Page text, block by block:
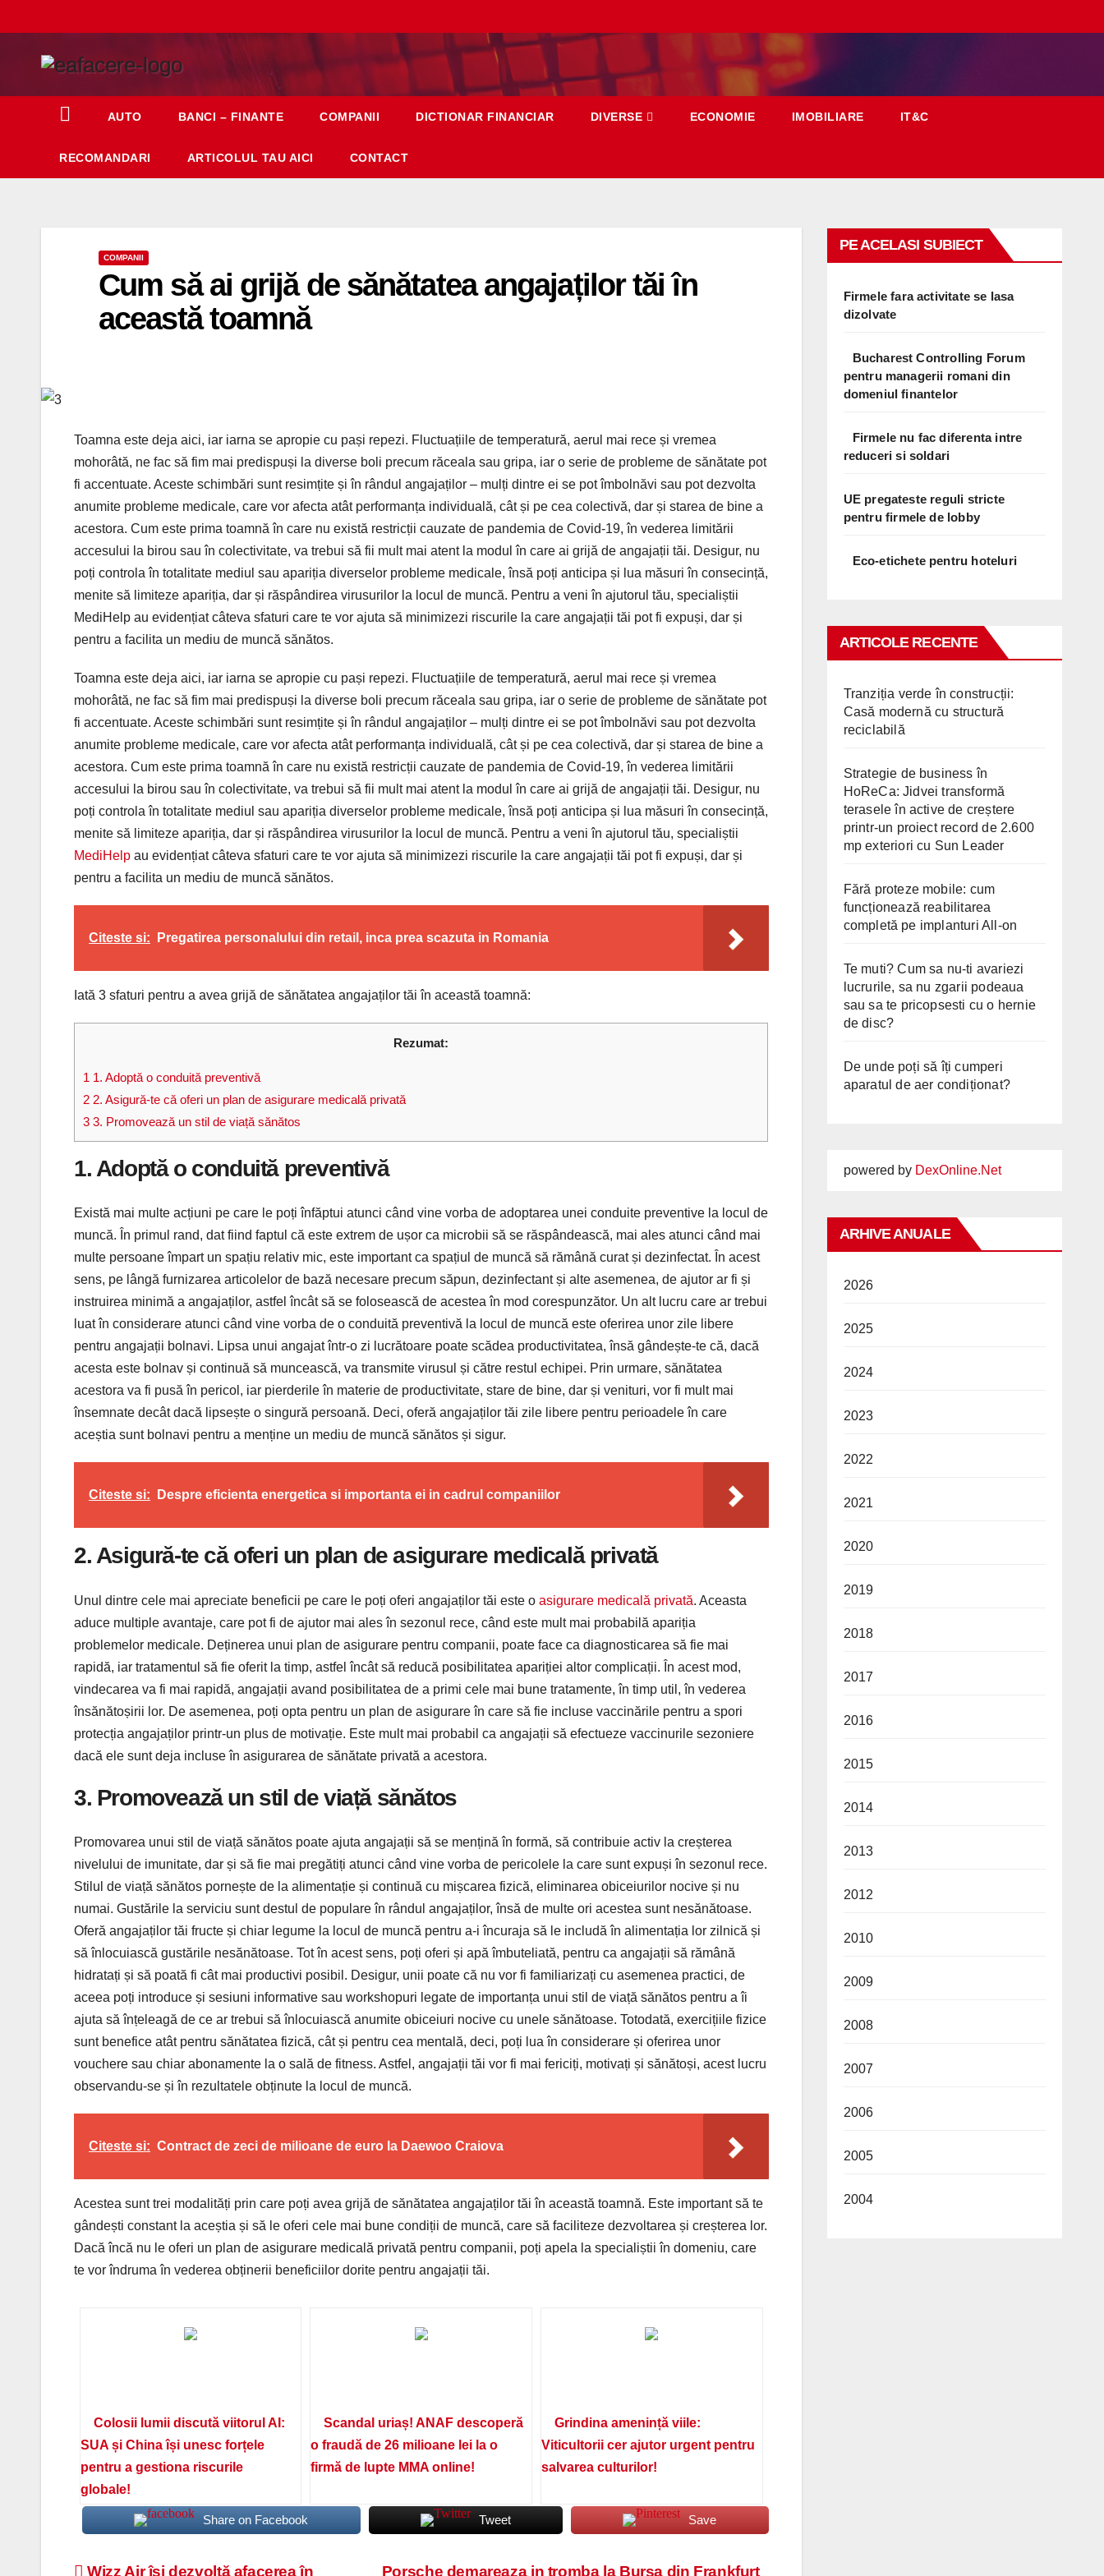
to
AUTO BANCI – FINANTE COMPANII DICTIONAR FINANCIAR DIVERSE ECONOMIE IMOBILIARE IT&C
RECOMANDARI ARTICOLUL TAU AICI CONTACT
COMPANII
Cum să ai grijă de sănătatea angajaților tăi în
această toamnă
Toamna este deja aici, iar iarna se apropie cu pași repezi. Fluctuațiile de temperatură, aerul mai rece și vremea
mohorâtă, ne fac să fim mai predispuși la diverse boli precum răceala sau gripa, iar o serie de probleme de sănătate pot
fi accentuate. Aceste schimbări sunt resimțite și în rândul angajaților – mulți dintre ei se pot îmbolnăvi sau pot dezvolta
anumite probleme medicale, care vor afecta atât performanța individuală, cât și pe cea colectivă, dar și starea de bine a
acestora. Cum este prima toamnă în care nu există restricții cauzate de pandemia de Covid-19, în vederea limitării
accesului la birou sau în colectivitate, va trebui să fii mult mai atent la modul în care ai grijă de angajații tăi. Desigur, nu
poți controla în totalitate mediul sau apariția diverselor probleme medicale, însă poți anticipa și lua măsuri în consecință,
menite să limiteze apariția, dar și răspândirea virusurilor la locul de muncă. Pentru a veni în ajutorul tău, specialiștii
MediHelp au evidențiat câteva sfaturi care te vor ajuta să minimizezi riscurile la care angajații tăi pot fi expuși, dar și
pentru a facilita un mediu de muncă sănătos.
Toamna este deja aici, iar iarna se apropie cu pași repezi. Fluctuațiile de temperatură, aerul mai rece și vremea
mohorâtă, ne fac să fim mai predispuși la diverse boli precum răceala sau gripa, iar o serie de probleme de sănătate pot
fi accentuate. Aceste schimbări sunt resimțite și în rândul angajaților – mulți dintre ei se pot îmbolnăvi sau pot dezvolta
anumite probleme medicale, care vor afecta atât performanța individuală, cât și pe cea colectivă, dar și starea de bine a
acestora. Cum este prima toamnă în care nu există restricții cauzate de pandemia de Covid-19, în vederea limitării
accesului la birou sau în colectivitate, va trebui să fii mult mai atent la modul în care ai grijă de angajații tăi. Desigur, nu
poți controla în totalitate mediul sau apariția diverselor probleme medicale, însă poți anticipa și lua măsuri în consecință,
menite să limiteze apariția, dar și răspândirea virusurilor la locul de muncă. Pentru a veni în ajutorul tău, specialiștii
MediHelp au evidențiat câteva sfaturi care te vor ajuta să minimizezi riscurile la care angajații tăi pot fi expuși, dar și
pentru a facilita un mediu de muncă sănătos.
Citeste si: Pregatirea personalului din retail, inca prea scazuta in Romania
Iată 3 sfaturi pentru a avea grijă de sănătatea angajaților tăi în această toamnă:
Rezumat:
1 1. Adoptă o conduită preventivă
2 2. Asigură-te că oferi un plan de asigurare medicală privată
3 3. Promovează un stil de viață sănătos
1. Adoptă o conduită preventivă
Există mai multe acțiuni pe care le poți înfăptui atunci când vine vorba de adoptarea unei conduite preventive la locul de
muncă. În primul rand, dat fiind faptul că este extrem de ușor ca microbii să se răspândească, mai ales atunci când mai
multe persoane împart un spațiu relativ mic, este important ca spațiul de muncă să rămână curat și dezinfectat. În acest
sens, pe lângă furnizarea articolelor de bază necesare precum săpun, dezinfectant și alte asemenea, de ajutor ar fi și
instruirea minimă a angajaților, astfel încât să se folosească de acestea în mod corespunzător. Un alt lucru care ar trebui
luat în considerare atunci când vine vorba de o conduită preventivă la locul de muncă este oferirea unor zile libere
pentru angajații bolnavi. Lipsa unui angajat într-o zi lucrătoare poate scădea productivitatea, însă gândește-te că, dacă
acesta este bolnav și continuă să muncească, va transmite virusul și către restul echipei. Prin urmare, sănătatea
acestora va fi pusă în pericol, iar pierderile în materie de productivitate, stare de bine, dar și venituri, vor fi mult mai
însemnate decât dacă lipsește o singură persoană. Deci, oferă angajaților tăi zile libere pentru perioadele în care
aceștia sunt bolnavi pentru a menține un mediu de muncă sănătos și sigur.
Citeste si: Despre eficienta energetica si importanta ei in cadrul companiilor
2. Asigură-te că oferi un plan de asigurare medicală privată
Unul dintre cele mai apreciate beneficii pe care le poți oferi angajaților tăi este o asigurare medicală privată. Aceasta
aduce multiple avantaje, care pot fi de ajutor mai ales în sezonul rece, când este mult mai probabilă apariția
problemelor medicale. Deținerea unui plan de asigurare pentru companii, poate face ca diagnosticarea să fie mai
rapidă, iar tratamentul să fie oferit la timp, astfel încât să reducă posibilitatea apariției altor complicații. În acest mod,
vindecarea va fi mai rapidă, angajații avand posibilitatea de a primi cele mai bune tratamente, în timp util, în vederea
însănătoșirii lor. De asemenea, poți opta pentru un plan de asigurare în care să fie incluse vaccinările pentru a spori
protecția angajaților printr-un plus de motivație. Este mult mai probabil ca angajații să efectueze vaccinurile sezoniere
dacă ele sunt deja incluse în asigurarea de sănătate privată a acestora.
3. Promovează un stil de viață sănătos
Promovarea unui stil de viață sănătos poate ajuta angajații să se mențină în formă, să contribuie activ la creșterea
nivelului de imunitate, dar și să fie mai pregătiți atunci când vine vorba de pericolele la care sunt expuși în sezonul rece.
Stilul de viață sănătos pornește de la alimentație și continuă cu mișcarea fizică, eliminarea obiceiurilor nocive și nu
numai. Gustările la serviciu sunt destul de populare în rândul angajaților, însă de multe ori acestea sunt nesănătoase.
Oferă angajaților tăi fructe și chiar legume la locul de muncă pentru a-i încuraja să le includă în alimentația lor zilnică și
să înlocuiască gustările nesănătoase. Tot în acest sens, poți oferi și apă îmbuteliată, pentru ca angajații să rămână
hidratați și să poată fi cât mai productivi posibil. Desigur, unii poate că nu vor fi familiarizați cu asemenea practici, de
aceea poți introduce și sesiuni informative sau workshopuri legate de importanța unui stil de viață sănătos pentru a îi
ajuta să înțeleagă de ce ar trebui să înlocuiască anumite obiceiuri nocive cu unele sănătoase. Totodată, exercițiile fizice
sunt benefice atât pentru sănătatea fizică, cât și pentru cea mentală, deci, poți lua în considerare și oferirea unor
vouchere sau chiar abonamente la o sală de fitness. Astfel, angajații tăi vor fi mai fericiți, motivați și sănătoși, acest lucru
observandu-se și în rezultatele obținute la locul de muncă.
Citeste si: Contract de zeci de milioane de euro la Daewoo Craiova
Acestea sunt trei modalități prin care poți avea grijă de sănătatea angajaților tăi în această toamnă. Este important să te
gândești constant la aceștia și să le oferi cele mai bune condiții de muncă, care să faciliteze dezvoltarea și creșterea lor.
Dacă încă nu le oferi un plan de asigurare medicală privată pentru companii, poți apela la specialiștii în domeniu, care
te vor îndruma în vederea obținerii beneficiilor dorite pentru angajații tăi.
Colosii lumii discută viitorul AI:
SUA și China își unesc forțele
pentru a gestiona riscurile
globale!
Scandal uriaș! ANAF descoperă
o fraudă de 26 milioane lei la o
firmă de lupte MMA online!
Grindina amenință viile:
Viticultorii cer ajutor urgent pentru
salvarea culturilor!
Share on Facebook Tweet Save
Porsche demareaza in tromba la Bursa din Frankfurt
Wizz Air își dezvoltă afacerea în
PE ACELASI SUBIECT
Firmele fara activitate se lasa
dizolvate
Bucharest Controlling Forum
pentru managerii romani din
domeniul finantelor
Firmele nu fac diferenta intre
reduceri si soldari
UE pregateste reguli stricte
pentru firmele de lobby
Eco-etichete pentru hoteluri
ARTICOLE RECENTE
Tranziția verde în construcții:
Casă modernă cu structură
reciclabilă
Strategie de business în
HoReCa: Jidvei transformă
terasele în active de creștere
printr-un proiect record de 2.600
mp exteriori cu Sun Leader
Fără proteze mobile: cum
funcționează reabilitarea
completă pe implanturi All-on
Te muti? Cum sa nu-ti avariezi
lucrurile, sa nu zgarii podeaua
sau sa te pricopsesti cu o hernie
de disc?
De unde poți să îți cumperi
aparatul de aer condiționat?
powered by DexOnline.Net
ARHIVE ANUALE
2026
2025
2024
2023
2022
2021
2020
2019
2018
2017
2016
2015
2014
2013
2012
2010
2009
2008
2007
2006
2005
2004